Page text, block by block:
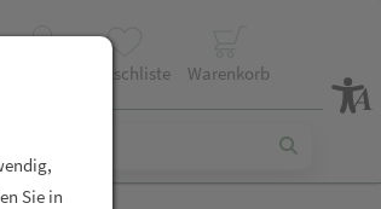
Wunschliste Warenkorb
Sie in